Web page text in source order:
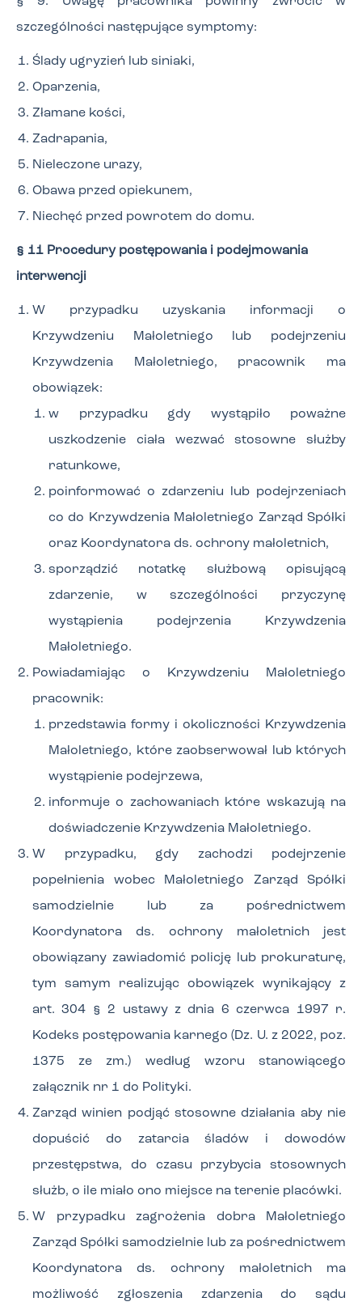
szczególności następujące symptomy:
Ślady ugryzień lub siniaki,
Oparzenia,
Złamane kości,
Zadrapania,
Nieleczone urazy,
Obawa przed opiekunem,
Niechęć przed powrotem do domu.
§ 11 Procedury postępowania i podejmowania
interwencji
W przypadku uzyskania informacji o
Krzywdzeniu Małoletniego lub podejrzeniu
Krzywdzenia Małoletniego, pracownik ma
obowiązek:
w przypadku gdy wystąpiło poważne
uszkodzenie ciała wezwać stosowne służby
ratunkowe,
poinformować o zdarzeniu lub podejrzeniach
co do Krzywdzenia Małoletniego Zarząd Spółki
oraz Koordynatora ds. ochrony małoletnich,
sporządzić notatkę służbową opisującą
zdarzenie, w szczególności przyczynę
wystąpienia podejrzenia Krzywdzenia
Małoletniego.
Powiadamiając o Krzywdzeniu Małoletniego
pracownik:
przedstawia formy i okoliczności Krzywdzenia
Małoletniego, które zaobserwował lub których
wystąpienie podejrzewa,
informuje o zachowaniach które wskazują na
doświadczenie Krzywdzenia Małoletniego.
W przypadku, gdy zachodzi podejrzenie
popełnienia wobec Małoletniego Zarząd Spółki
samodzielnie lub za pośrednictwem
Koordynatora ds. ochrony małoletnich jest
obowiązany zawiadomić policję lub prokuraturę,
tym samym realizując obowiązek wynikający z
art. 304 § 2 ustawy z dnia 6 czerwca 1997 r.
Kodeks postępowania karnego (Dz. U. z 2022, poz.
1375 ze zm.) według wzoru stanowiącego
załącznik nr 1 do Polityki.
Zarząd winien podjąć stosowne działania aby nie
dopuścić do zatarcia śladów i dowodów
przestępstwa, do czasu przybycia stosownych
służb, o ile miało ono miejsce na terenie placówki.
W przypadku zagrożenia dobra Małoletniego
Zarząd Spółki samodzielnie lub za pośrednictwem
Koordynatora ds. ochrony małoletnich ma
możliwość zgłoszenia zdarzenia do sądu